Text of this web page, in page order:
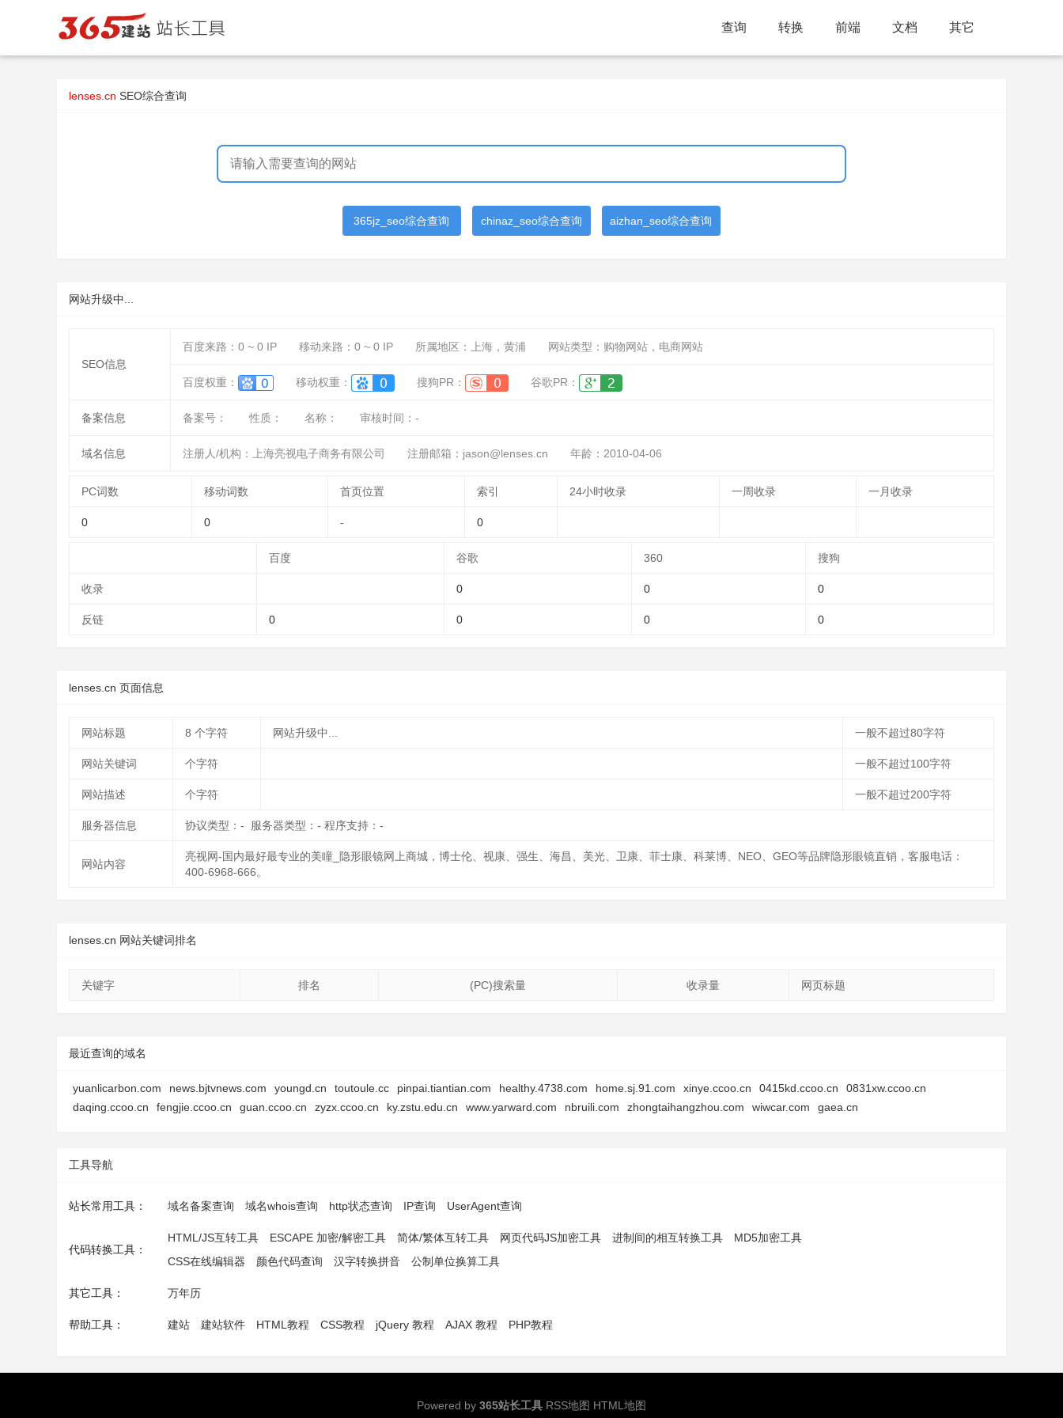
查询 转换 前端 文档 其它
lenses.cn SEO综合查询
365jz_seo综合查询 chinaz_seo综合查询 aizhan_seo综合查询
网站升级中...
SEO信息
百度来路： 0 ~ 0 IP 移动来路： 0 ~ 0 IP 所属地区：上海，黄浦 网站类型：购物网站，电商网站
百度权重： 移动权重： 搜狗PR： 谷歌PR：
备案信息 备案号： 性质： 名称： 审核时间： -
域名信息 注册人/机构：上海亮视电子商务有限公司 注册邮箱：jason@lenses.cn 年龄：2010-04-06
PC词数 移动词数 首页位置 索引 24小时收录 一周收录 一月收录
0 0 - 0
百度 谷歌 360 搜狗
收录 0 0 0
反链 0 0 0 0
lenses.cn 页面信息
网站标题 8 个字符 网站升级中... 一般不超过80字符
网站关键词 个字符 一般不超过100字符
网站描述 个字符 一般不超过200字符
服务器信息 协议类型：- 服务器类型：- 程序支持：-
网站内容
亮视网-国内最好最专业的美瞳_隐形眼镜网上商城，博士伦、视康、强生、海昌、美光、卫康、菲士康、科莱博、NEO、GEO等品牌隐形眼镜直销，客服电话：
400-6968-666。
lenses.cn 网站关键词排名
关键字 排名 (PC)搜索量 收录量 网页标题
最近查询的域名
yuanlicarbon.com news.bjtvnews.com youngd.cn toutoule.cc pinpai.tiantian.com healthy.4738.com home.sj.91.com xinye.ccoo.cn 0415kd.ccoo.cn
0831xw.ccoo.cn
daqing.ccoo.cn
fengjie.ccoo.cn guan.ccoo.cn zyzx.ccoo.cn ky.zstu.edu.cn www.yarward.com nbruili.com zhongtaihangzhou.com wiwcar.com gaea.cn
工具导航
站长常用工具： 域名备案查询 域名whois查询 http状态查询 IP查询 UserAgent查询
代码转换工具：
HTML/JS互转工具 ESCAPE 加密/解密工具 简体/繁体互转工具 网页代码JS加密工具 进制间的相互转换工具
MD5加密工具
CSS在线编辑器
颜色代码查询 汉字转换拼音 公制单位换算工具
其它工具： 万年历
帮助工具： 建站 建站软件 HTML教程 CSS教程 jQuery 教程 AJAX 教程 PHP教程
Powered by 365站长工具 RSS地图 HTML地图